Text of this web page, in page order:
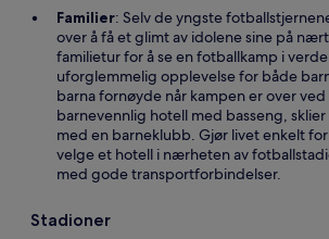
Familier: Selv de yngste
over å få et glimt av idolene sine på
familietur for å se en fotballkamp i
uforglemmelig opplevelse for både
barna fornøyde når kampen er over
barnevennlig hotell med basseng,
med en barneklubb. Gjør livet enkelt
velge et hotell i nærheten av
med gode transportforbindelser.
Stadioner